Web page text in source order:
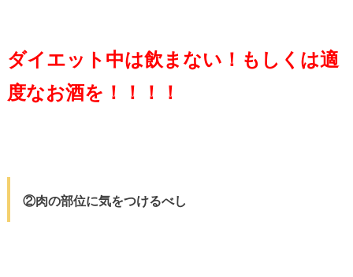
ダイエット中は飲まない！もしくは適
度なお酒を！！！！
②肉の部位に気をつけるべし